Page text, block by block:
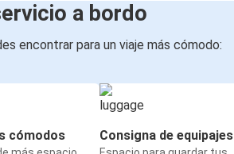
a bordo
encontrar para un viaje más cómodo:
cómodos Consigna de equipajes